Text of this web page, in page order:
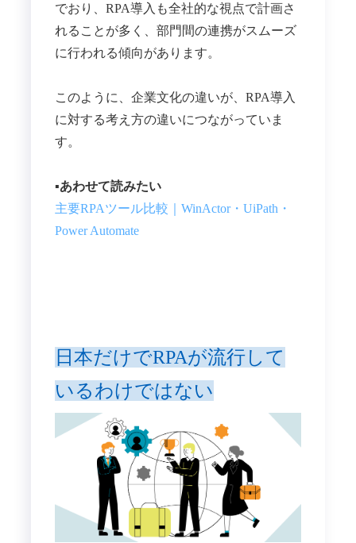
でおり、RPA導入も全社的な視点で計画さ
れることが多く、部門間の連携がスムーズ
に行われる傾向があります。
​このように、企業文化の違いが、RPA導入
に対する考え方の違いにつながっていま
す。
▪️あわせて読みたい
主要RPAツール比較｜WinActor・UiPath・
Power Automate
日本だけでRPAが流行して
いるわけではない